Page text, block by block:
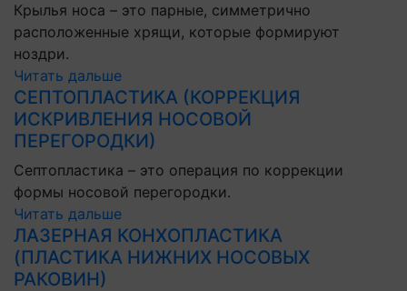
Крылья носа – это парные, симметрично
расположенные хрящи, которые формируют
ноздри.
Читать дальше
СЕПТОПЛАСТИКА (КОРРЕКЦИЯ
ИСКРИВЛЕНИЯ НОСОВОЙ
ПЕРЕГОРОДКИ)
Септопластика – это операция по коррекции
формы носовой перегородки.
Читать дальше
ЛАЗЕРНАЯ КОНХОПЛАСТИКА
(ПЛАСТИКА НИЖНИХ НОСОВЫХ
РАКОВИН)